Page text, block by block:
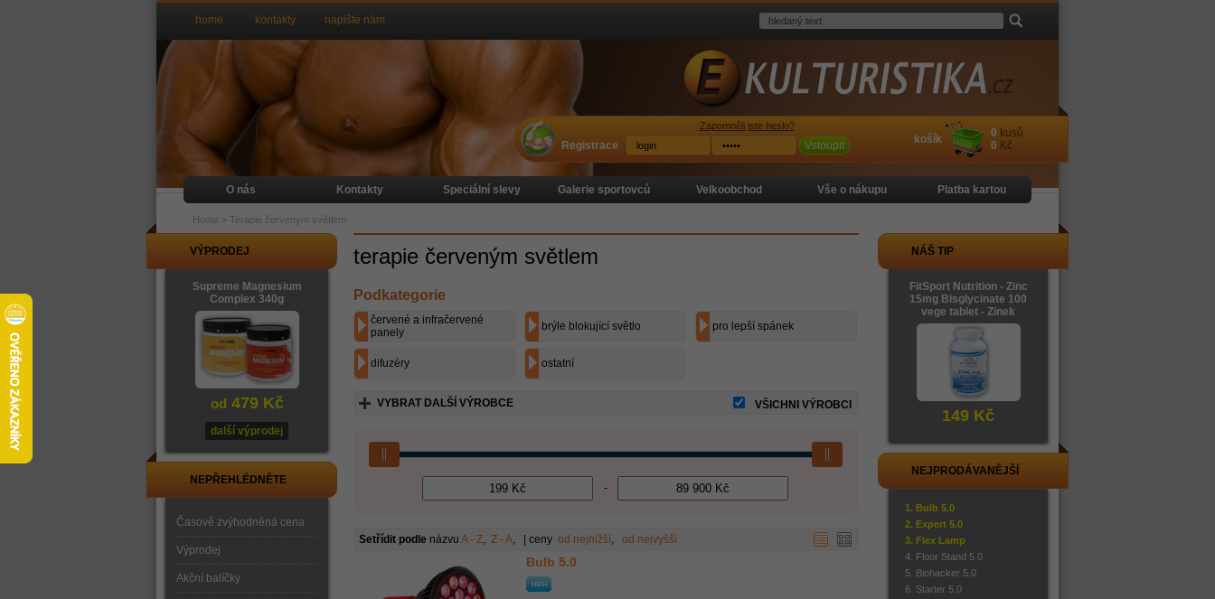
terapie červeným světlem
Podkategorie
červené a infračervené
panely
brýle blokující světlo pro lepší spánek
difuzéry ostatní
VYBRAT DALŠÍ VÝROBCE VŠICHNI VÝROBCI
-
Setřídit podle názvu A - Z, Z - A, | ceny od nejnižší, od nejvyšší
Bulb 5.0
VÝPRODEJ
Supreme Magnesium
Complex 340g
od 479 Kč
další výprodej
NEPŘEHLÉDNĚTE
Časově zvýhodněná cena
Výprodej
Akční balíčky
NÁŠ TIP
FitSport Nutrition - Zinc
15mg Bisglycinate 100
vege tablet - Zinek
149 Kč
NEJPRODÁVANĚJŠÍ
Bulb 5.0
Expert 5.0
Flex Lamp
Floor Stand 5.0
Biohacker 5.0
Starter 5.0
home kontakty napište nám
O nás Kontakty Speciální slevy Galerie sportovců Velkoobchod Vše o nákupu Platba kartou
Home > Terapie červeným světlem
košík 0 kusů
0 Kč
Registrace
Zapomněli jste heslo?
Vstoupit